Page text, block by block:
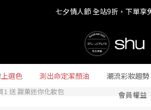
七夕情人節 全站9折，下單享
七夕情人節 全站9折，下單享
LINE最高回饋8%，滿$1,500
七夕情人節 全站9折，下單享
選色 測出命定潔顏油 潮流彩妝趨勢
會員權益
1 送 甜菓迷你化妝包